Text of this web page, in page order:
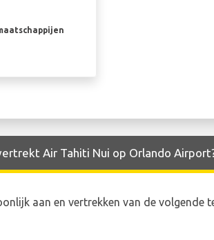
Air Tahiti Nui op Orlando
aan en vertrekken van de volgende